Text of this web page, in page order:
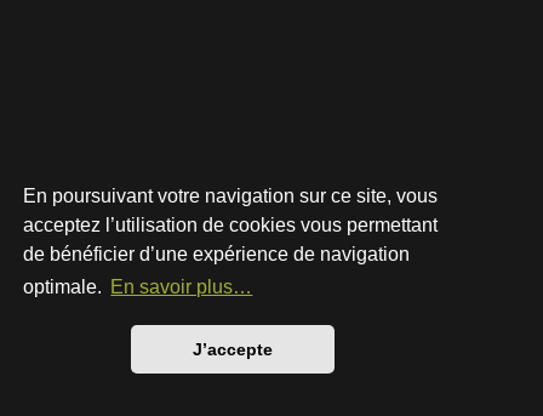
En poursuivant votre navigation sur ce site, vous
acceptez l’utilisation de cookies vous permettant
de bénéficier d’une expérience de navigation
optimale. En savoir plus…
J’accepte
Développé parphpBB® Forum Software © phpBB Limited
Style par
Traduction française officielle